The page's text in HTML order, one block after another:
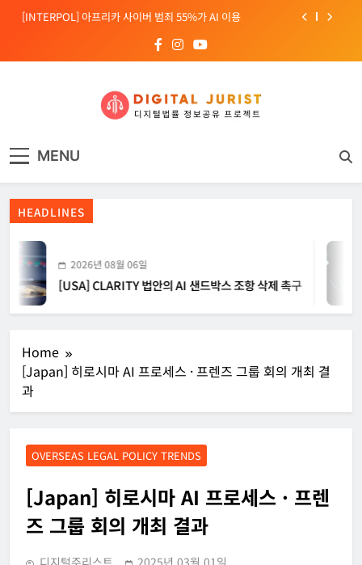
Skip[INTERPOL] 아프리카 사이버 범죄 55%가 AI 이용
[소청백의 노동&사람] 삼성SDS 노동조합 설립을 바라보며
[USA] CLARITY 법안의 AI 샌드박스 조항 삭제 촉구
[INTERPOL] 아프리카 사이버 범죄 55%가 AI 이용
[소청백의 노동&사람] 삼성SDS 노동조합 설립을 바라보며
MENU
HEADLINES
2026년 08월 06일
[USA] CLARITY 법안의 AI 샌드박스 조항 삭제 촉구
Home
[Japan] 히로시마 AI 프로세스 · 프렌즈 그룹 회의 개최 결
과
OVERSEAS LEGAL POLICY TRENDS
[Japan] 히로시마 AI 프로세스 · 프렌
즈 그룹 회의 개최 결과
디지털주리스트 2025년 03월 01일